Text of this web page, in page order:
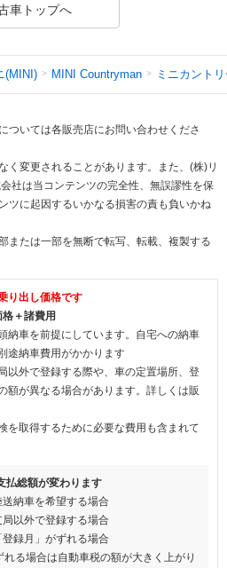
車トップへ
(MINI) MINI Countryman ミニカント
ついては各販売店にお問い合わせくださ
変更されることがあります。また、(株)リ
社は当コンテンツの完全性、無誤謬性を保
ツに起因するいかなる損害の責も負いかね
または一部を無断で転写、転載、複製する
り出し価格です
＋諸費用
納車を前提にしています。自宅への納車
途納車費用がかかります
以外で登録する際や、車の定置場所、登
額が異なる場合があります。詳しくは販
取得するために必要な費用も含まれて
払総額が変わります
納車を希望する場合
以外で登録する場合
録月」がずれる場合
れる場合は自動車税の額が大きく上がり